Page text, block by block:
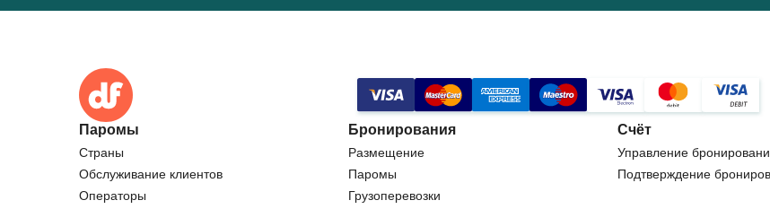
Паромы
Страны
Обслуживание клиентов
Операторы
Бронирования
Размещение
Паромы
Грузоперевозки
Счёт
Управление
Подтверждение